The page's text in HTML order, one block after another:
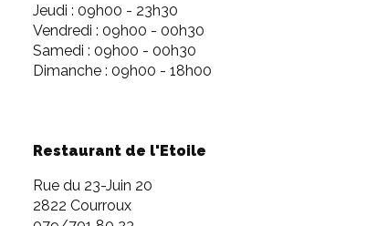
Jeudi : 09h00 - 23h30
Vendredi : 09h00 - 00h30
Samedi : 09h00 - 00h30
Dimanche : 09h00 - 18h00
Restaurant de l'Etoile
Rue du 23-Juin 20
2822 Courroux